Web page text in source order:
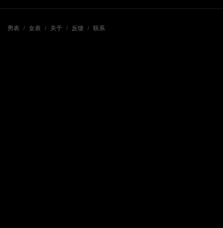
男表 / 女表 / 关于 / 反馈 / 联系